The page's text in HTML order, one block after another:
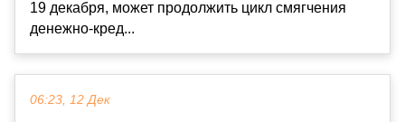
19 декабря, может продолжить цикл смягчения
денежно-кред...
06:23, 12 Дек